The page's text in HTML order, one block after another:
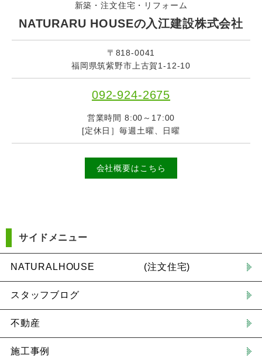
新築・注文住宅・リフォーム
NATURARU HOUSEの入江建設株式会社
〒818-0041
福岡県筑紫野市上古賀1-12-10
092-924-2675
営業時間 8:00～17:00
[定休日］毎週土曜、日曜
会社概要はこちら
サイドメニュー
NATURALHOUSE (注文住宅)
スタッフブログ
不動産
施工事例